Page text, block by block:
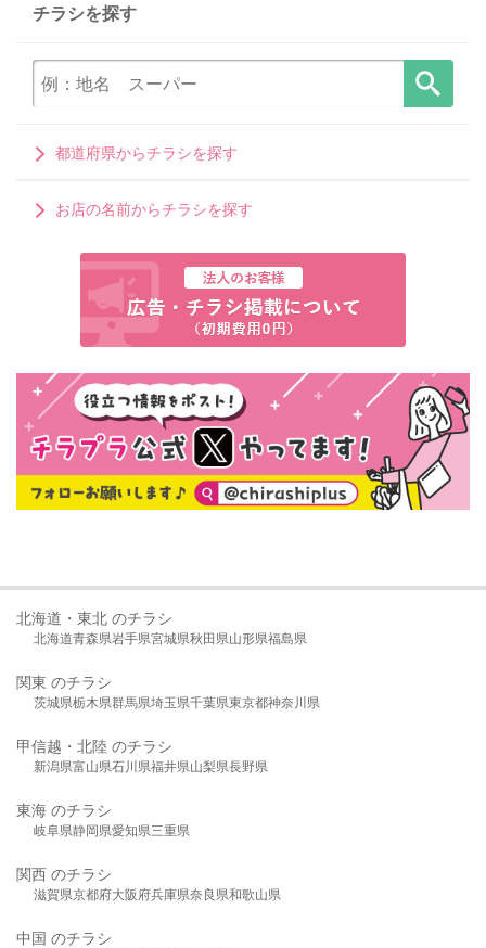
チラシを探す
都道府県からチラシを探す
お店の名前からチラシを探す
北海道・東北 のチラシ
北海道青森県岩手県宮城県秋田県山形県福島県
関東 のチラシ
茨城県栃木県群馬県埼玉県千葉県東京都神奈川県
甲信越・北陸 のチラシ
新潟県富山県石川県福井県山梨県長野県
東海 のチラシ
岐阜県静岡県愛知県三重県
関西 のチラシ
滋賀県京都府大阪府兵庫県奈良県和歌山県
中国 のチラシ